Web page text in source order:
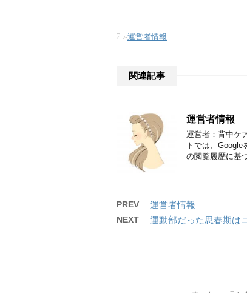
-運営者情報
関連記事
運営者情報
運営者：背中ケ
トでは、
の閲覧履歴に基
PREV 運営者情報
NEXT 運動部だった思春期は